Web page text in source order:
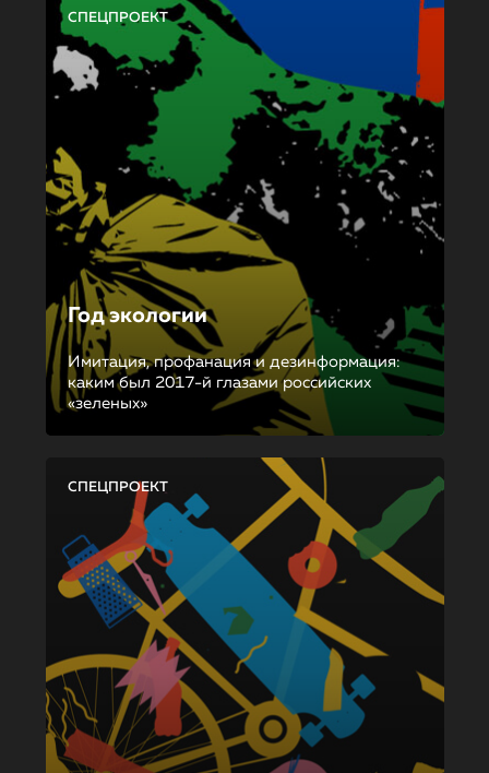
СПЕЦПРОЕКТ
Год экологии
Имитация, профанация и дезинформация:
каким был 2017-й глазами российских
«зеленых»
СПЕЦПРОЕКТ